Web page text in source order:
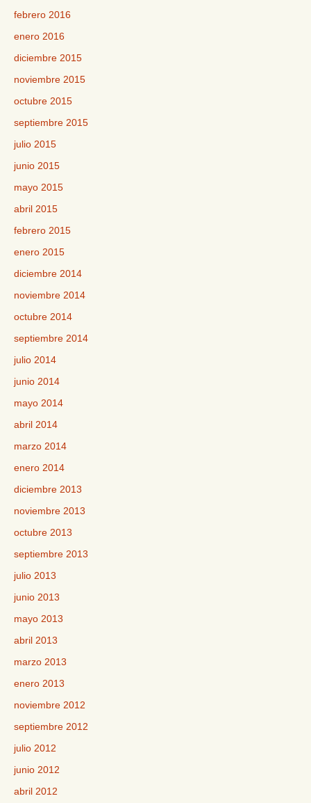
febrero 2016
enero 2016
diciembre 2015
noviembre 2015
octubre 2015
septiembre 2015
julio 2015
junio 2015
mayo 2015
abril 2015
febrero 2015
enero 2015
diciembre 2014
noviembre 2014
octubre 2014
septiembre 2014
julio 2014
junio 2014
mayo 2014
abril 2014
marzo 2014
enero 2014
diciembre 2013
noviembre 2013
octubre 2013
septiembre 2013
julio 2013
junio 2013
mayo 2013
abril 2013
marzo 2013
enero 2013
noviembre 2012
septiembre 2012
julio 2012
junio 2012
abril 2012